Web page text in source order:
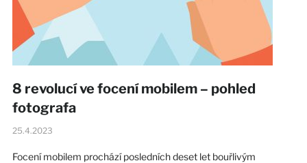
8 revolucí ve focení mobilem – pohled
fotografa
25.4.2023
Focení mobilem prochází posledních deset let bouřlivým